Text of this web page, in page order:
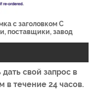
с заголовком С
поставщики, завод
свой запрос в
течение 24 часов.